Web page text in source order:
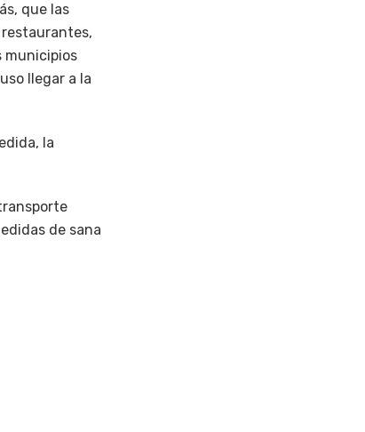
que las
municipios
llegar a la
la
de sana